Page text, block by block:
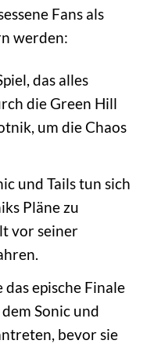
Fans als
werden:
das alles
die Green Hill
um die Chaos
und Tails tun sich
Pläne zu
vor seiner
das epische Finale
Sonic und
bevor sie